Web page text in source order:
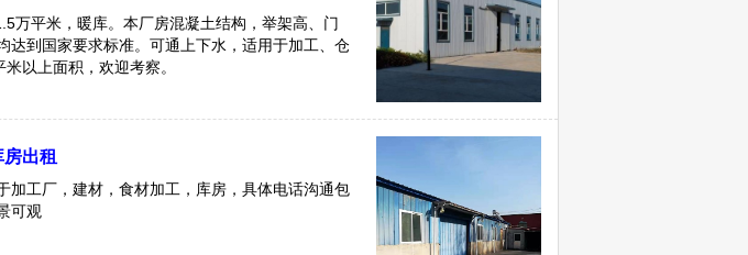
万平米，暖库。本厂房混凝土结构，举架高、门
达到国家要求标准。可通上下水，适用于加工、仓
以上面积，欢迎考察。
出租
加工厂，建材，食材加工，库房，具体电话沟通包
可观